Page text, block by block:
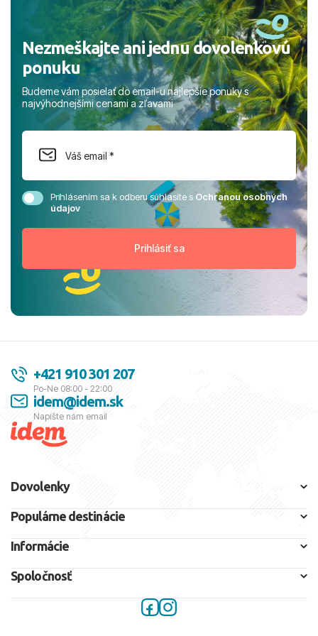
Nezmeškajte ani jednu dovolenkovú
ponuku
Budeme vám posielať do email-u najlepšie ponuky s
najvýhodnejšími cenami a zľavami
Prihlásením sa k odberu súhlasíte sOchranou osobných
údajov
+421 910 301 207
Po-Ne 08:00 - 22:00
idem@idem.sk
Napíšte nám email
Dovolenky
Populárne destinácie
Informácie
Spoločnosť